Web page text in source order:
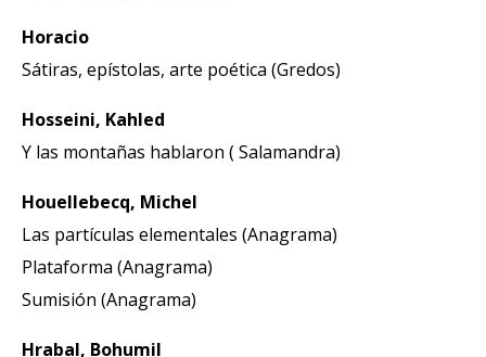
Horacio
Sátiras, epístolas, arte poética (Gredos)
Hosseini, Kahled
Y las montañas hablaron ( Salamandra)
Houellebecq, Michel
Las partículas elementales (Anagrama)
Plataforma (Anagrama)
Sumisión (Anagrama)
Hrabal, Bohumil